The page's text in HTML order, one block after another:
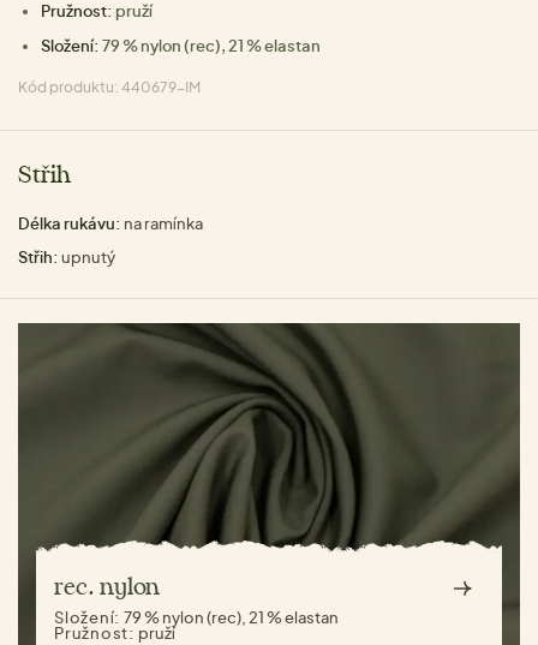
Pružnost: pruží
Složení: 79 % nylon (rec), 21 % elastan
Kód produktu: 440679-IM
Střih
Délka rukávu: na ramínka
Střih: upnutý
rec. nylon
Složení:79 % nylon (rec), 21 % elastan
Pružnost: pruží